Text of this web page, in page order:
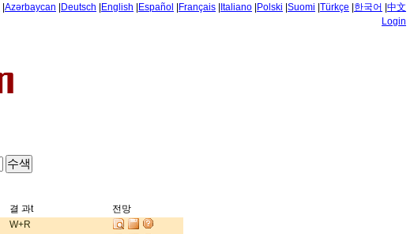
Azərbaycan Deutsch English Español Français Italiano Polski Suomi Türkçe 한국어 中文
Login
결 과t
전망
W+R